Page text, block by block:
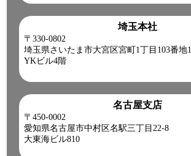
埼玉本社
〒330-0802
埼玉県さいたま市大宮区宮町1丁目103番地1
YKビル4階
名古屋支店
〒450-0002
愛知県名古屋市中村区名駅三丁目22-8
大東海ビル810